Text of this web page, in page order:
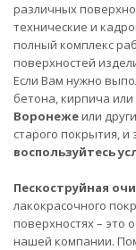
различных
технические и
полный комплекс
поверхностей
Если Вам нужно
бетона, кирпича
Воронежеили
старого покрытия,
воспользуйтесь
Пескоструйная
лакокрасочного
поверхностях – это
нашей компании.